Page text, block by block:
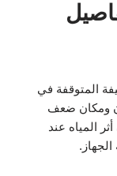
المتوقفة في
ومكان ضعف
المياه عند